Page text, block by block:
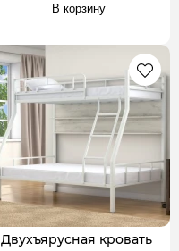
В корзину
Двухъярусная кровать